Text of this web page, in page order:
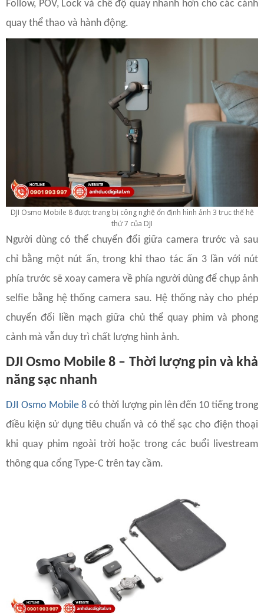
Follow, POV, Lock và chế độ quay nhanh hơn cho các cảnh
quay thể thao và hành động.
DJI Osmo Mobile 8 được trang bị công nghệ ổn định hình ảnh 3 trục thế hệ
thứ 7 của DJI
Người dùng có thể chuyển đổi giữa camera trước và sau
chỉ bằng một nút ấn, trong khi thao tác ấn 3 lần với nút
phía trước sẽ xoay camera về phía người dùng để chụp ảnh
selfie bằng hệ thống camera sau. Hệ thống này cho phép
chuyển đổi liền mạch giữa chủ thể quay phim và phong
cảnh mà vẫn duy trì chất lượng hình ảnh.
DJI Osmo Mobile 8 – Thời lượng pin và khả
năng sạc nhanh
DJI Osmo Mobile 8 có thời lượng pin lên đến 10 tiếng trong
điều kiện sử dụng tiêu chuẩn và có thể sạc cho điện thoại
khi quay phim ngoài trời hoặc trong các buổi livestream
thông qua cổng Type-C trên tay cầm.